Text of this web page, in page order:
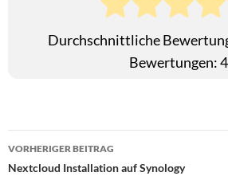
Durchschnittliche
Bewertungen:4
Beitragsnavigation
VORHERIGER BEITRAG
Nextcloud Installation auf Synology